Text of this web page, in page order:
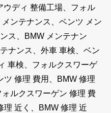
ディ 整備工場、フォル
ンテナンス、ベンツ メン
ス、BMW メンテナン
ナンス、外車 車検、ベン
車検、フォルクスワーゲ
ツ 修理 費用、BMW 修理
ルクスワーゲン 修理 費
理 近く、BMW 修理 近